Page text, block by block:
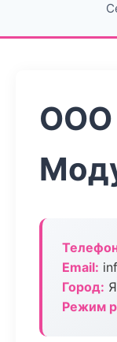
ООО
Email:
Город:
Режим